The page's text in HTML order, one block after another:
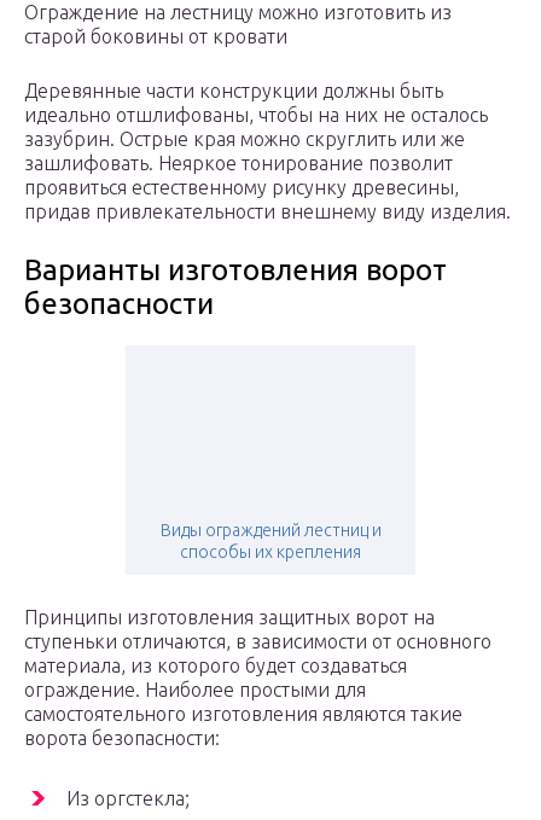
Ограждение на лестницу можно изготовить из
старой боковины от кровати
Деревянные части конструкции должны быть
идеально отшлифованы, чтобы на них не осталось
зазубрин. Острые края можно скруглить или же
зашлифовать. Неяркое тонирование позволит
проявиться естественному рисунку древесины,
придав привлекательности внешнему виду изделия.
Варианты изготовления ворот
безопасности
Виды ограждений лестниц и
способы их крепления
Принципы изготовления защитных ворот на
ступеньки отличаются, в зависимости от основного
материала, из которого будет создаваться
ограждение. Наиболее простыми для
самостоятельного изготовления являются такие
ворота безопасности:
Из оргстекла;